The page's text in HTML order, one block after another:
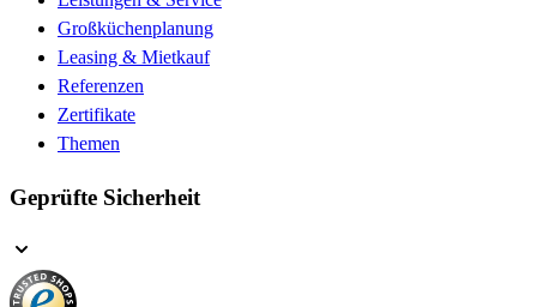
Großküchenplanung
Leasing & Mietkauf
Referenzen
Zertifikate
Themen
Geprüfte Sicherheit